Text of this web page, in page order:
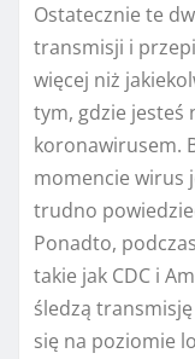
Ostatecznie te
transmisji i
więcej niż
tym, gdzie jesteś
koronawirusem.
momencie wirus
trudno
Ponadto,
takie jak CDC i
śledzą
się na poziomie